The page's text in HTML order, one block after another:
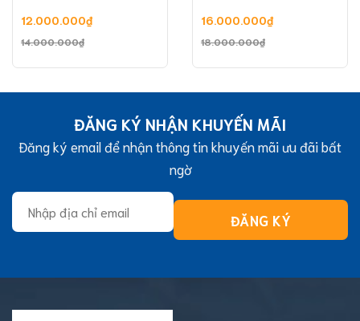
14.000.000₫
Giá
12.000.000₫
Giá
12.000.000₫.
18.000.000₫
Giá
16.000.000₫
Giá
16.000.000₫.
ĐĂNG KÝ NHẬN KHUYẾN MÃI
Đăng ký email để nhận thông tin khuyến mãi ưu đãi bất
ngờ